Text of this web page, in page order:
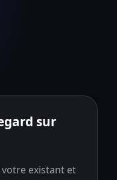
sur
existant et